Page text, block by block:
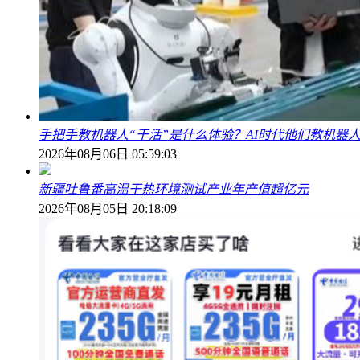
手把手教机器人“干活”是什么体验？AI时代他们教机器
2026年08月06日 05:59:03
新疆吐鲁番高温干热环境测试产业年产值超亿元
2026年08月05日 20:18:09